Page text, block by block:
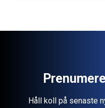
Håll koll på senaste